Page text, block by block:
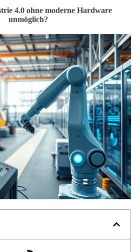
4.0 ohne moderne Hardware
unmöglich?